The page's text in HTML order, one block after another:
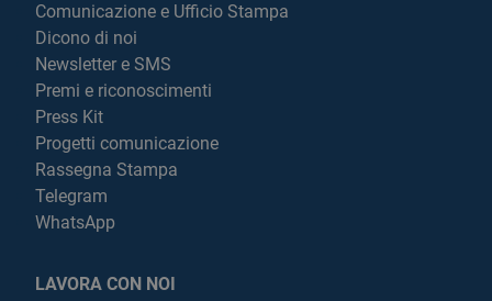
Comunicazione e Ufficio Stampa
Dicono di noi
Newsletter e SMS
Premi e riconoscimenti
Press Kit
Progetti comunicazione
Rassegna Stampa
Telegram
WhatsApp
LAVORA CON NOI